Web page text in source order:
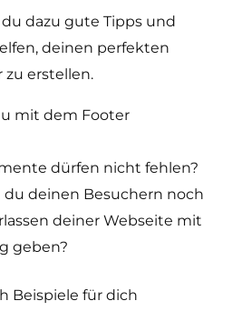
dazu gute Tipps und
deinen perfekten
zu erstellen.
mit dem Footer
dürfen nicht fehlen?
du deinen Besuchern noch
deiner Webseite mit
geben?
Beispiele für dich